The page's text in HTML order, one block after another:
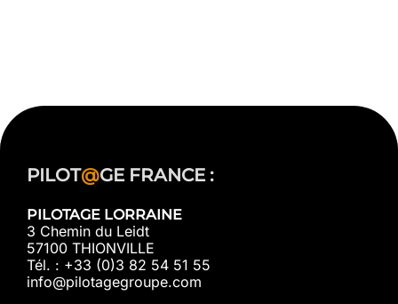
PILOT@GE FRANCE :
PILOTAGE LORRAINE
3 Chemin du Leidt
57100 THIONVILLE
Tél. : +33 (0)3 82 54 51 55
info@pilotagegroupe.com